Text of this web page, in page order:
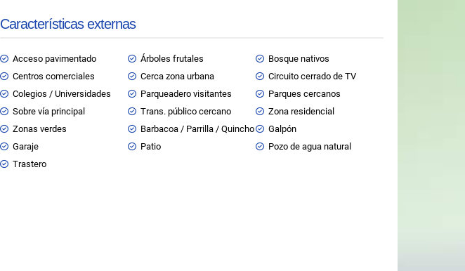
Características externas
Acceso pavimentado Árboles frutales
Bosque nativos
Centros comerciales
Cerca zona urbana
Circuito cerrado de TV
Colegios / Universidades
Parqueadero visitantes
Parques cercanos
Sobre vía principal
Trans. público cercano
Zona residencial
Zonas verdes
Barbacoa / Parrilla / Quincho
Galpón
Garaje
Patio
Pozo de agua natural
Trastero